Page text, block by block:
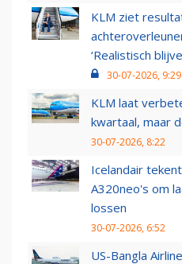
KLM ziet
‘Realistisch
30-07-2026, 9:29
KLM laat
kwartaal, maar
30-07-2026, 8:22
Icelandair
A320neo's om
lossen
30-07-2026, 6:52
US-Bangla